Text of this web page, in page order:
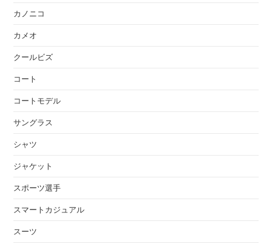
カノニコ
カメオ
クールビズ
コート
コートモデル
サングラス
シャツ
ジャケット
スポーツ選手
スマートカジュアル
スーツ